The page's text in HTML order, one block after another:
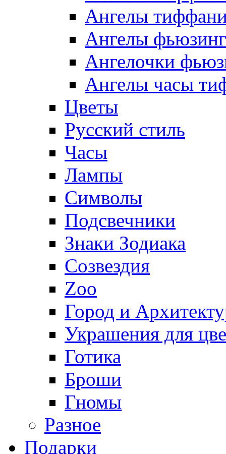
Ангелы
Ангелы фьюзинг
Ангелочки
Ангелы часы
Цветы
Русский стиль
Часы
Лампы
Символы
Подсвечники
Знаки Зодиака
Созвездия
Zoo
Город и
Украшения для
Готика
Броши
Гномы
Разное
Подарки